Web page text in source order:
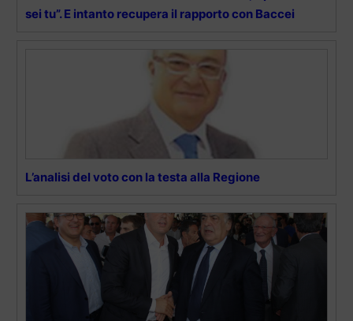
sei tu”. E intanto recupera il rapporto con Baccei
L’analisi del voto con la testa alla Regione